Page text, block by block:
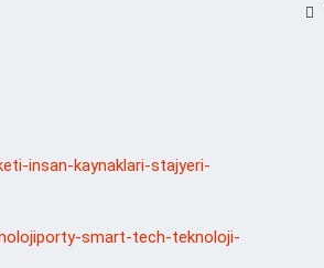
insan-kaynaklari-stajyeri-
smart-tech-teknoloji-